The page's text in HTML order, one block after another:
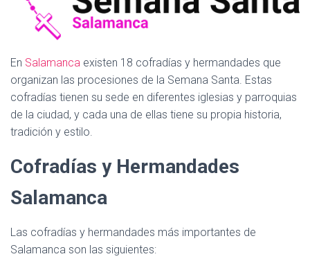
En Salamanca existen 18 cofradías y hermandades que
organizan las procesiones de la Semana Santa. Estas
cofradías tienen su sede en diferentes iglesias y parroquias
de la ciudad, y cada una de ellas tiene su propia historia,
tradición y estilo.
Cofradías y Hermandades
Salamanca
Las cofradías y hermandades más importantes de
Salamanca son las siguientes: